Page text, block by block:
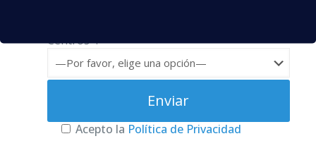
Centros*:
Acepto la Política de Privacidad